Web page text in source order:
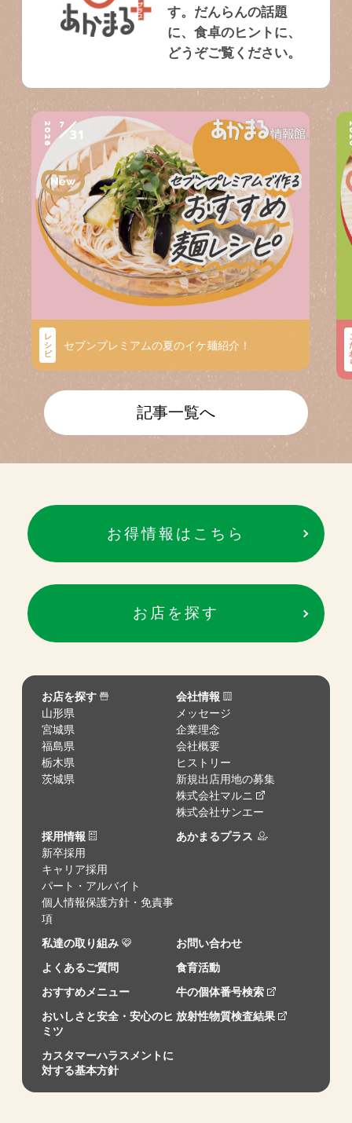
す。だんらんの話題
に、食卓のヒントに、
どうぞご覧ください。
2026 7
31
レ
シ
ピ
セブンプレミアムの夏のイケ麺紹介！
記事一覧へ
お得情報はこちら
お店を探す
お店を探す
山形県
宮城県
福島県
栃木県
茨城県
会社情報
メッセージ
企業理念
会社概要
ヒストリー
新規出店用地の募集
株式会社マルニ
株式会社サンエー
採用情報
新卒採用
キャリア採用
パート・アルバイト
個人情報保護方針・免責事
項
あかまるプラス
私達の取り組み
お問い合わせ
よくあるご質問
食育活動
おすすめメニュー
牛の個体番号検索
おいしさと安全・安心のヒ
ミツ
放射性物質検査結果
カスタマーハラスメントに
対する基本方針